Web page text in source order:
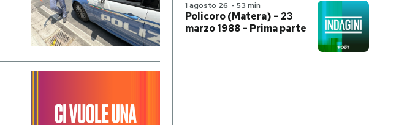
1 agosto 26 - 53 min
Policoro (Matera) – 23
marzo 1988 – Prima parte